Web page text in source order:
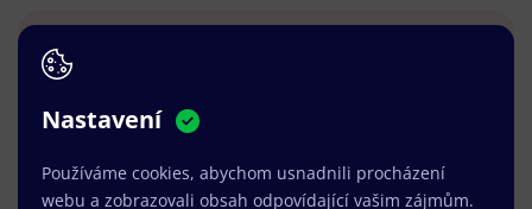
Společnost WEBNIA s.r.o. jsem zvolil na základě
konstrukčně libíl. Návrh webu a spolupráce
Nastavení
Používáme cookies, abychom usnadnili procházení
webu a zobrazovali obsah odpovídající vašim zájmům.